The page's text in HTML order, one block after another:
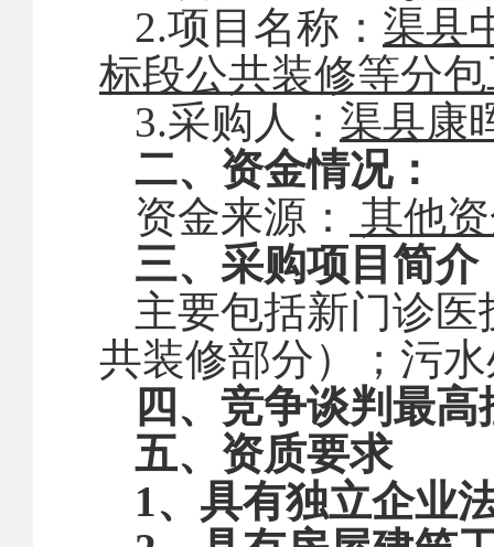
2.项目名称： 渠县
标段公共装修等分
3.采购人： 渠县康
二、资金情况：
资金来源：
其他
三、 采购项目简介
主要包括新门诊医
共装修部分）；污
四、竞争谈判最
五、资质要求
1、具有独立企业